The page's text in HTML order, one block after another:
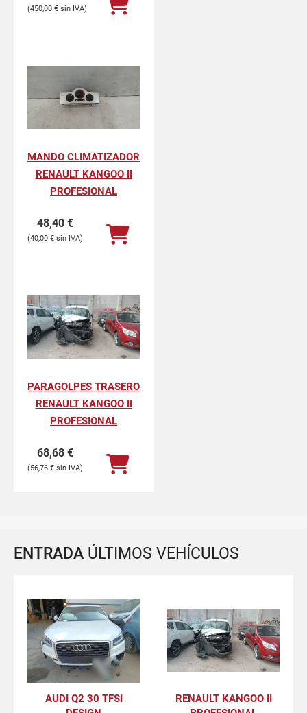
450,00 €
MANDO CLIMATIZADOR
RENAULT KANGOO II
PROFESIONAL
48,40 €
40,00 €
PARAGOLPES TRASERO
RENAULT KANGOO II
PROFESIONAL
68,68 €
56,76 €
ENTRADA ÚLTIMOS VEHÍCULOS
AUDI Q2 30 TFSI
RENAULT KANGOO II